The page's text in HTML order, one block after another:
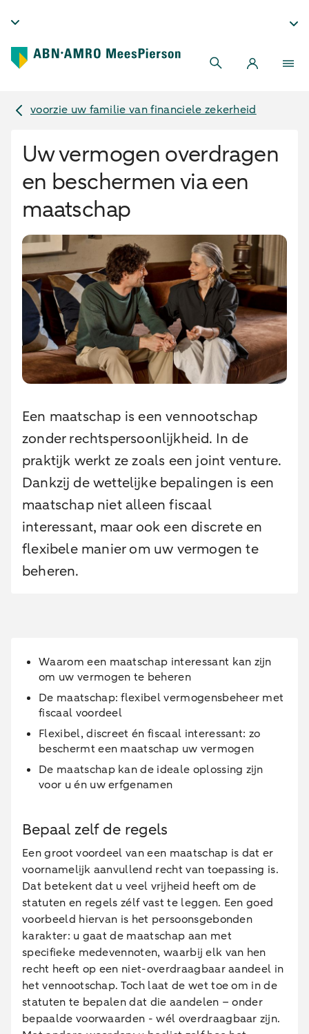
voorzie uw familie van financiele zekerheid
Uw vermogen overdragen
en beschermen via een
maatschap
Een maatschap is een vennootschap
zonder rechtspersoonlijkheid. In de
praktijk werkt ze zoals een joint venture.
Dankzij de wettelijke bepalingen is een
maatschap niet alleen fiscaal
interessant, maar ook een discrete en
flexibele manier om uw vermogen te
beheren.
Waarom een maatschap interessant kan zijn
om uw vermogen te beheren
De maatschap: flexibel vermogensbeheer met
fiscaal voordeel
Flexibel, discreet én fiscaal interessant: zo
beschermt een maatschap uw vermogen
De maatschap kan de ideale oplossing zijn
voor u én uw erfgenamen
Bepaal zelf de regels
Een groot voordeel van een maatschap is dat er
voornamelijk aanvullend recht van toepassing is.
Dat betekent dat u veel vrijheid heeft om de
statuten en regels zélf vast te leggen. Een goed
voorbeeld hiervan is het persoonsgebonden
karakter: u gaat de maatschap aan met
specifieke medevennoten, waarbij elk van hen
recht heeft op een niet-overdraagbaar aandeel in
het vennootschap. Toch laat de wet toe om in de
statuten te bepalen dat die aandelen – onder
bepaalde voorwaarden - wél overdraagbaar zijn.